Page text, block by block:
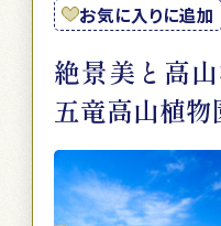
お気に入りに追加
絶景美と高
五竜高山植